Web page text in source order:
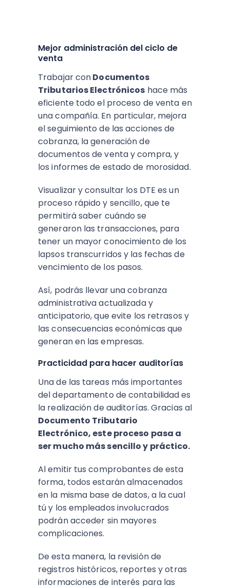
Mejor administración del ciclo de
venta
Trabajar conDocumentos
Tributarios Electrónicos hace más
eficiente todo el proceso de venta en
una compañía. En particular, mejora
el seguimiento de las acciones de
cobranza, la generación de
documentos de venta y compra, y
los informes de estado de morosidad.
Visualizar y consultar los DTE es un
proceso rápido y sencillo, que te
permitirá saber cuándo se
generaron las transacciones, para
tener un mayor conocimiento de los
lapsos transcurridos y las fechas de
vencimiento de los pasos.
Así, podrás llevar una cobranza
administrativa actualizada y
anticipatorio, que evite los retrasos y
las consecuencias económicas que
generan en las empresas.
Practicidad para hacer auditorías
Una de las tareas más importantes
del departamento de contabilidad es
la realización de auditorías. Gracias al
Documento Tributario
Electrónico, este proceso pasa a
ser mucho más sencillo y práctico.
Al emitir tus comprobantes de esta
forma, todos estarán almacenados
en la misma base de datos, a la cual
tú y los empleados involucrados
podrán acceder sin mayores
complicaciones.
De esta manera, la revisión de
registros históricos, reportes y otras
informaciones de interés para las